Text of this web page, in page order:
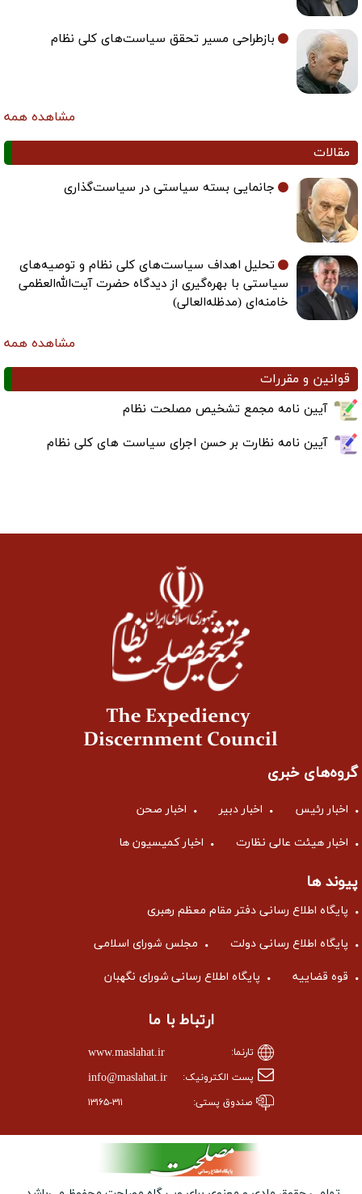
بازطراحی مسیر تحقق سیاست‌های کلی نظام
مشاهده همه
مقالات
جانمایی بسته سیاستی در سیاست‌گذاری
تحلیل اهداف سیاست‌های کلی نظام و توصیه‌های
سیاستی با بهره‌گیری از دیدگاه حضرت آیت‌الله‌العظمی
خامنه‌ای (مدظله‌العالی)
مشاهده همه
قوانین و مقررات
آیین نامه مجمع تشخیص مصلحت نظام
آیین نامه نظارت بر حسن اجرای سیاست های کلی نظام
گروه‌های خبری
اخبار رئیس اخبار دبیر اخبار صحن
اخبار هیئت عالی نظارت اخبار کمیسیون ها
پیوند ها
پایگاه اطلاع رسانی دفتر مقام معظم رهبری
پایگاه اطلاع رسانی دولت مجلس شورای اسلامی
قوه قضاییه پایگاه اطلاع رسانی شورای نگهبان
ارتباط با ما
تارنما: www.maslahat.ir
پست الکترونیک: info@maslahat.ir
صندوق پستی: ۱۳۱۶۵-۳۱۱